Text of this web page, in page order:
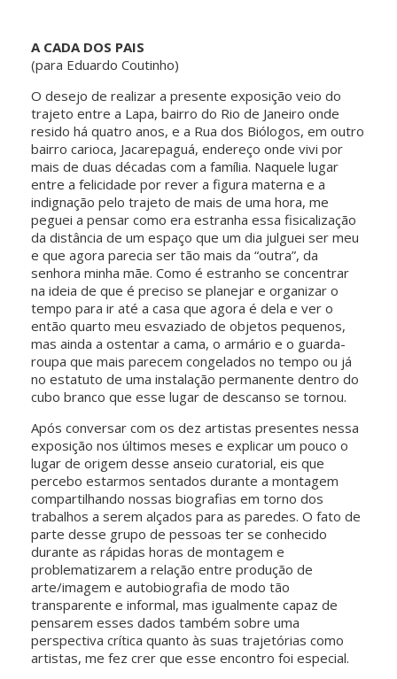
A CADA DOS PAIS
(para Eduardo Coutinho)
O desejo de realizar a presente exposição veio do
trajeto entre a Lapa, bairro do Rio de Janeiro onde
resido há quatro anos, e a Rua dos Biólogos, em outro
bairro carioca, Jacarepaguá, endereço onde vivi por
mais de duas décadas com a família. Naquele lugar
entre a felicidade por rever a figura materna e a
indignação pelo trajeto de mais de uma hora, me
peguei a pensar como era estranha essa fisicalização
da distância de um espaço que um dia julguei ser meu
e que agora parecia ser tão mais da “outra”, da
senhora minha mãe. Como é estranho se concentrar
na ideia de que é preciso se planejar e organizar o
tempo para ir até a casa que agora é dela e ver o
então quarto meu esvaziado de objetos pequenos,
mas ainda a ostentar a cama, o armário e o guarda-
roupa que mais parecem congelados no tempo ou já
no estatuto de uma instalação permanente dentro do
cubo branco que esse lugar de descanso se tornou.
Após conversar com os dez artistas presentes nessa
exposição nos últimos meses e explicar um pouco o
lugar de origem desse anseio curatorial, eis que
percebo estarmos sentados durante a montagem
compartilhando nossas biografias em torno dos
trabalhos a serem alçados para as paredes. O fato de
parte desse grupo de pessoas ter se conhecido
durante as rápidas horas de montagem e
problematizarem a relação entre produção de
arte/imagem e autobiografia de modo tão
transparente e informal, mas igualmente capaz de
pensarem esses dados também sobre uma
perspectiva crítica quanto às suas trajetórias como
artistas, me fez crer que esse encontro foi especial.